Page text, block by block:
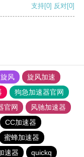
支持[0] 反对[0]
旋风
旋风加速
狗急加速器官网
官网
风驰加速器
CC加速器
蜜蜂加速器
速器 quickq